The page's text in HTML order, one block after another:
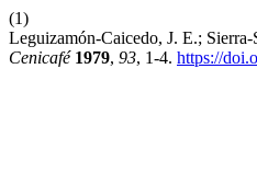
(1)
Leguizamón-Caicedo, J. E.;
Cenicafé 1979, 93, 1-4. https://